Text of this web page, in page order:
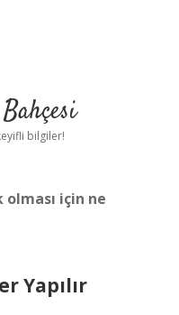
bilgiler!
için ne
Yapılır